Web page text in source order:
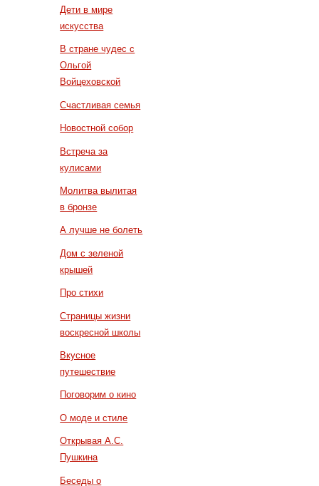
Дети в мире
искусства
В стране чудес с
Ольгой
Войцеховской
Счастливая семья
Новостной собор
Встреча за
кулисами
Молитва вылитая
в бронзе
А лучше не болеть
Дом с зеленой
крышей
Про стихи
Страницы жизни
воскресной школы
Вкусное
путешествие
Поговорим о кино
О моде и стиле
Открывая А.С.
Пушкина
Беседы о